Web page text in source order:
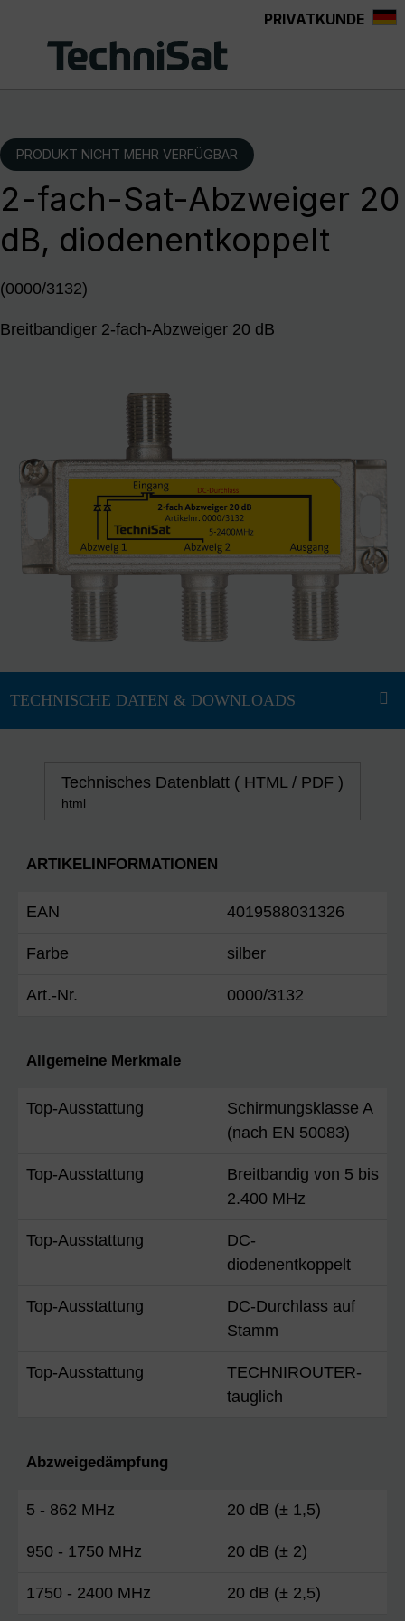
PRIVATKUNDE
PRODUKT NICHT MEHR VERFÜGBAR
2-fach-Sat-Abzweiger 20
dB, diodenentkoppelt
(0000/3132)
Breitbandiger 2-fach-Abzweiger 20 dB
Technisches Datenblatt ( HTML / PDF )
html
ARTIKELINFORMATIONEN
EAN 4019588031326
Farbe silber
Art.-Nr. 0000/3132
Allgemeine Merkmale
Top-Ausstattung
Schirmungsklasse A
(nach EN 50083)
Top-Ausstattung
Breitbandig von 5 bis
2.400 MHz
Top-Ausstattung
DC-
diodenentkoppelt
Top-Ausstattung
DC-Durchlass auf
Stamm
Top-Ausstattung
TECHNIROUTER-
tauglich
Abzweigedämpfung
5 - 862 MHz 20 dB (± 1,5)
950 - 1750 MHz 20 dB (± 2)
1750 - 2400 MHz 20 dB (± 2,5)